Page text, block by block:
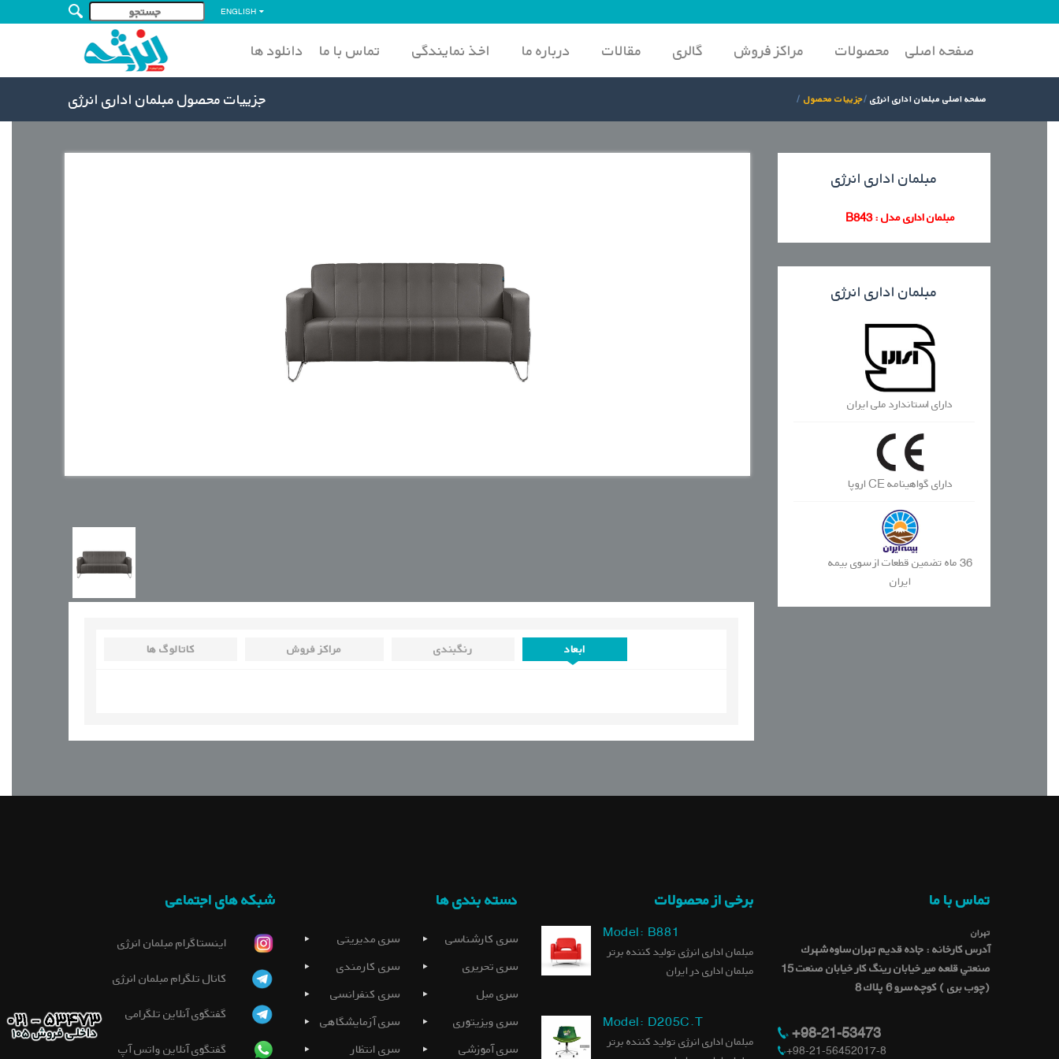
ENGLISH
صفحه اصلی محصولات مراکز فروش گالری مقالات درباره ما اخذ نمایندگی تماس با ما دانلود ها
جزییات محصول مبلمان اداری انرژی جزییات محصول صفحه اصلی مبلمان اداری انرژی
ابعاد رنگبندی مراکز فروش کاتالوگ ها
مبلمان اداری انرژی
مبلمان اداری مدل : B843
مبلمان اداری انرژی
دارای استاندارد ملی ایران
دارای گواهینامه CE اروپا
36 ماه تضمین قطعات از سوی بیمه
ایران
شبکه های اجتماعی
اینستاگرام مبلمان انرژی
کانال تلگرام مبلمان انرژی
گفتگوی آنلاین تلگرامی
گفتگوی آنلاین واتس آپ
دسته بندی ها
سری مدیریتی
سری کارشناسی
سری کارمندی
سری تحریری
سری کنفرانسی
سری مبل
سری آزمایشگاهی
سری ویزیتوری
سری انتظار
سری آموزشی
برخی از محصولات
Model: B881
مبلمان اداری انرژی تولید کننده برتر
مبلمان اداری در ایران
Model: D205C.T
مبلمان اداری انرژی تولید کننده برتر
تماس با ما
تهران
آدرس کارخانه : جاده قديم تهران ساوه شهرك
صنعتي قلعه میر خيابان رينگ كار خيابان صنعت 15
(چوب بری ) کوچه سرو 6 پلاك 8
+98-21-53473
+98-21-56452017-8